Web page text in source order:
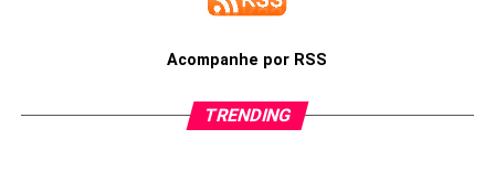
Acompanhe por RSS
TRENDING